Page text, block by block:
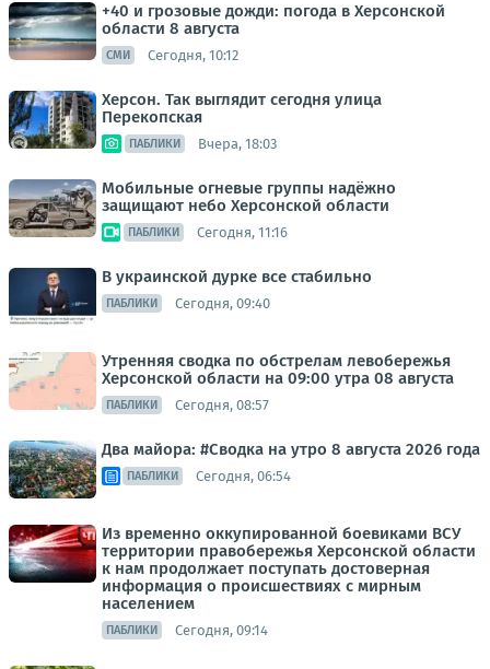
+40 и грозовые дожди: погода в Херсонской
области 8 августа
СМИ Сегодня, 10:12
Херсон. Так выглядит сегодня улица
Перекопская
ПАБЛИКИ Вчера, 18:03
Мобильные огневые группы надёжно
защищают небо Херсонской области
ПАБЛИКИ Сегодня, 11:16
В украинской дурке все стабильно
ПАБЛИКИ Сегодня, 09:40
Утренняя сводка по обстрелам левобережья
Херсонской области на 09:00 утра 08 августа
ПАБЛИКИ Сегодня, 08:57
Два майора: #Сводка на утро 8 августа 2026 года
ПАБЛИКИ Сегодня, 06:54
Из временно оккупированной боевиками ВСУ
территории правобережья Херсонской области
к нам продолжает поступать достоверная
информация о происшествиях с мирным
населением
ПАБЛИКИ Сегодня, 09:14